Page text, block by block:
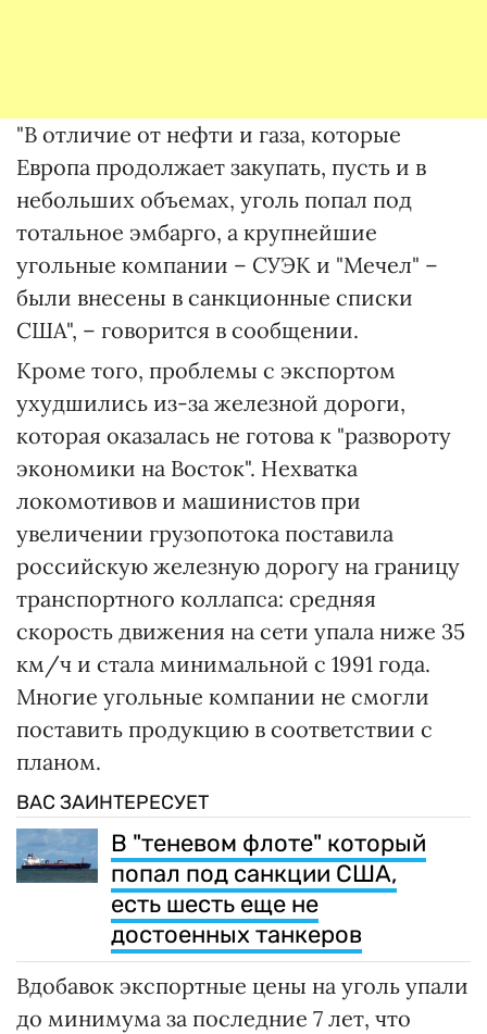
"В отличие от нефти и газа, которые
Европа продолжает закупать, пусть и в
небольших объемах, уголь попал под
тотальное эмбарго, а крупнейшие
угольные компании – СУЭК и "Мечел" –
были внесены в санкционные списки
США", – говорится в сообщении.
Кроме того, проблемы с экспортом
ухудшились из-за железной дороги,
которая оказалась не готова к "развороту
экономики на Восток". Нехватка
локомотивов и машинистов при
увеличении грузопотока поставила
российскую железную дорогу на границу
транспортного коллапса: средняя
скорость движения на сети упала ниже 35
км/ч и стала минимальной с 1991 года.
Многие угольные компании не смогли
поставить продукцию в соответствии с
планом.
ВАС ЗАИНТЕРЕСУЕТ
В "теневом флоте" который
попал под санкции США,
есть шесть еще не
достоенных танкеров
Вдобавок экспортные цены на уголь упали
до минимума за последние 7 лет, что